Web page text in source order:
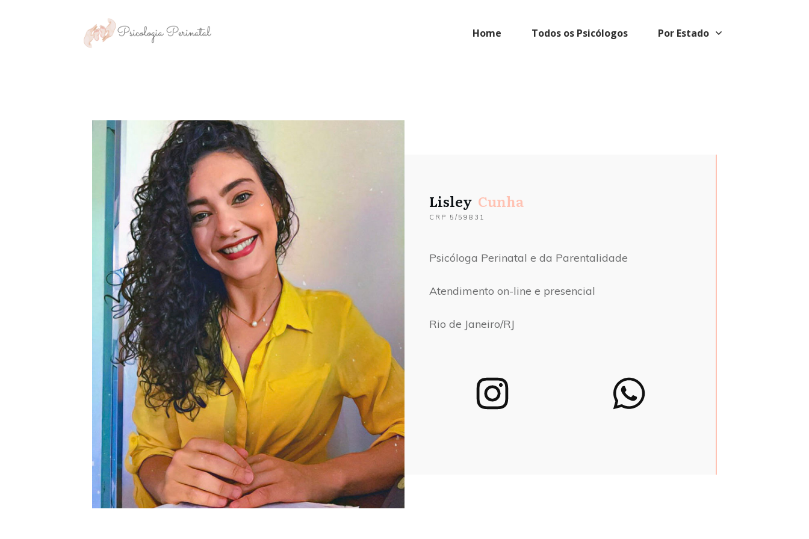
Home Todos os Psicólogos Por Estado
Lisley Cunha
CRP 5/59831
Psicóloga Perinatal e da Parentalidade
Atendimento on-line e presencial
Rio de Janeiro/RJ